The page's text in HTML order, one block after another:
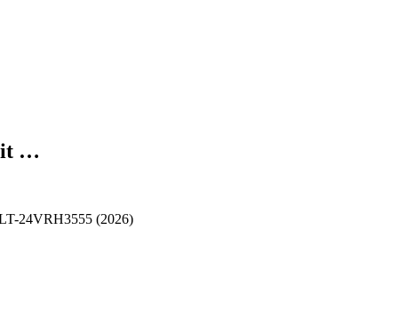
…
24VRH3555 (2026)